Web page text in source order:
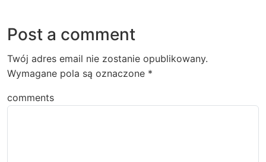
Post a comment
Twój adres email nie zostanie opublikowany.
Wymagane pola są oznaczone *
comments